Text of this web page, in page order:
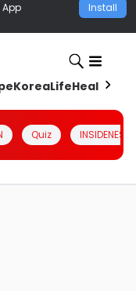
App Install
KoreaLifeHealth
Quiz INSIDENESIA